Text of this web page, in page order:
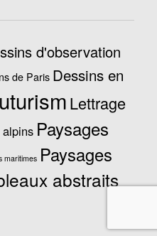
d'observation
de Paris Dessins en
Lettrage
Paysages
maritimes Paysages
abstraits